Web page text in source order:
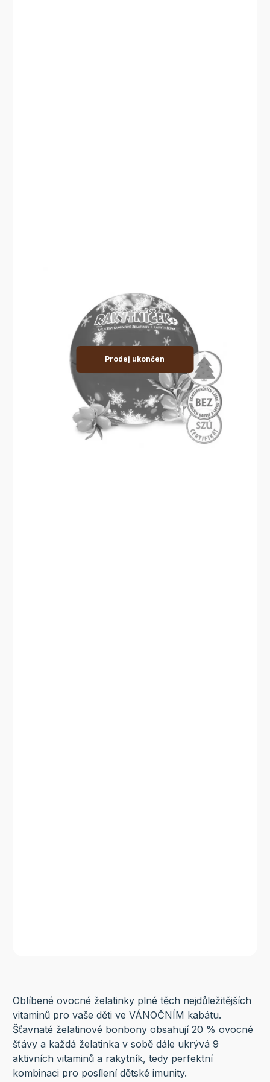
Prodej ukončen
Oblíbené ovocné želatinky plné těch nejdůležitějších
vitaminů pro vaše děti ve VÁNOČNÍM kabátu.
Šťavnaté želatinové bonbony obsahují 20 % ovocné
šťávy a každá želatinka v sobě dále ukrývá 9
aktivních vitaminů a rakytník, tedy perfektní
kombinaci pro posílení dětské imunity.